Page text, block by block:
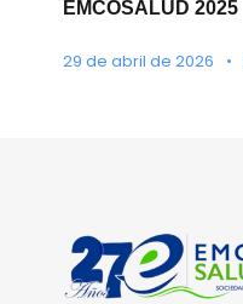
EMCOSALUD 2025
29 de abril de 2026 •